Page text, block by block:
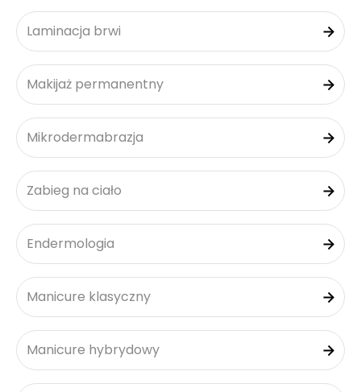
Laminacja brwi
Makijaż permanentny
Mikrodermabrazja
Zabieg na ciało
Endermologia
Manicure klasyczny
Manicure hybrydowy